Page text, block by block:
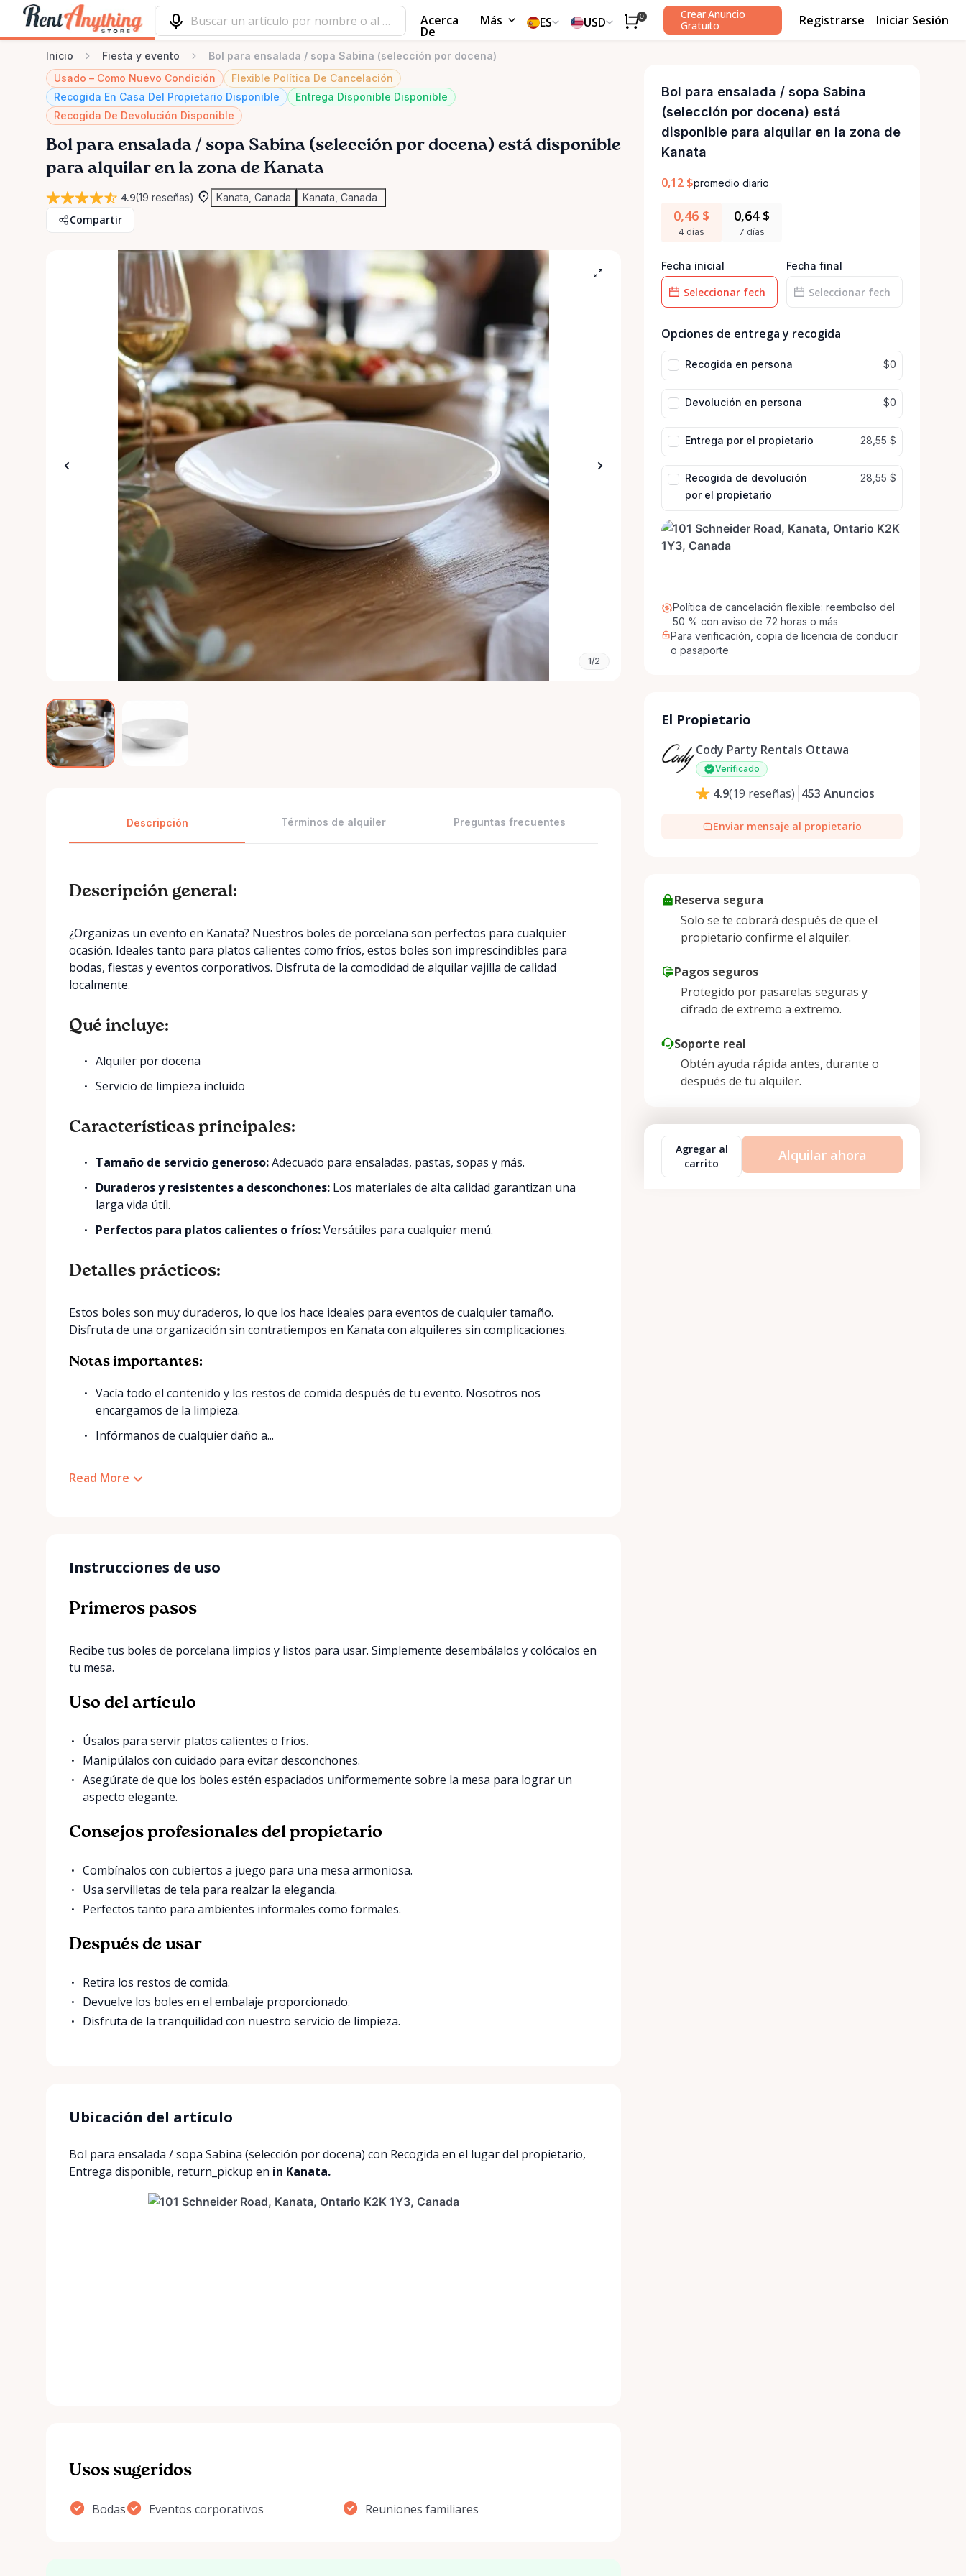
Acerca
De
Más ES USD 0
Crear Anuncio
Gratuito
Registrarse Iniciar Sesión
Inicio Fiesta y evento
Bol para ensalada / sopa Sabina (selección por docena)
Usado – Como Nuevo Condición
Flexible Política De Cancelación
Recogida En Casa Del Propietario Disponible
Entrega Disponible Disponible
Recogida De Devolución Disponible
Bol para ensalada ​/​ sopa Sabina (selección por docena) está disponible
para alquilar en la zona de Kanata
4.9(19 reseñas) Kanata, Canada Kanata, Canada
Compartir
1/2
Descripción Términos de alquiler Preguntas frecuentes
Descripción general:
¿Organizas un evento en Kanata? Nuestros boles de porcelana son perfectos para cualquier
ocasión. Ideales tanto para platos calientes como fríos, estos boles son imprescindibles para
bodas, fiestas y eventos corporativos. Disfruta de la comodidad de alquilar vajilla de calidad
localmente.
Qué incluye:
Alquiler por docena
Servicio de limpieza incluido
Características principales:
Tamaño de servicio generoso:Adecuado para ensaladas, pastas, sopas y más.
Duraderos y resistentes a desconchones: Los materiales de alta calidad garantizan una
larga vida útil.
Perfectos para platos calientes o fríos:Versátiles para cualquier menú.
Detalles prácticos:
Estos boles son muy duraderos, lo que los hace ideales para eventos de cualquier tamaño.
Disfruta de una organización sin contratiempos en Kanata con alquileres sin complicaciones.
Notas importantes:
Vacía todo el contenido y los restos de comida después de tu evento. Nosotros nos
encargamos de la limpieza.
Infórmanos de cualquier daño a...
Read More
Instrucciones de uso
Primeros pasos
Recibe tus boles de porcelana limpios y listos para usar. Simplemente desembálalos y colócalos en
tu mesa.
Uso del artículo
Úsalos para servir platos calientes o fríos.
Manipúlalos con cuidado para evitar desconchones.
Asegúrate de que los boles estén espaciados uniformemente sobre la mesa para lograr un
aspecto elegante.
Consejos profesionales del propietario
Combínalos con cubiertos a juego para una mesa armoniosa.
Usa servilletas de tela para realzar la elegancia.
Perfectos tanto para ambientes informales como formales.
Después de usar
Retira los restos de comida.
Devuelve los boles en el embalaje proporcionado.
Disfruta de la tranquilidad con nuestro servicio de limpieza.
Ubicación del artículo
Bol para ensalada / sopa Sabina (selección por docena) con Recogida en el lugar del propietario,
Entrega disponible, return_pickup en in Kanata.
Usos sugeridos
Bodas Eventos corporativos Reuniones familiares
Bol para ensalada ​/​ sopa Sabina
(selección por docena) está
disponible para alquilar en la zona de
Kanata
0,12 $promedio diario
0,46 $
4 días
0,64 $
7 días
Fecha inicial Fecha final
de
de
Opciones de entrega y recogida
Recogida en persona $0
Devolución en persona $0
Entrega por el propietario 28,55 $
Recogida de devolución
por el propietario
28,55 $
Política de cancelación flexible: reembolso del
50 % con aviso de 72 horas o más
Para verificación, copia de licencia de conducir
o pasaporte
El Propietario
Cody Party Rentals Ottawa
Verificado
4.9(19 reseñas) 453 Anuncios
Enviar mensaje al propietario
Reserva segura
Solo se te cobrará después de que el
propietario confirme el alquiler.
Pagos seguros
Protegido por pasarelas seguras y
cifrado de extremo a extremo.
Soporte real
Obtén ayuda rápida antes, durante o
después de tu alquiler.
Alquilar ahora
Agregar al
carrito